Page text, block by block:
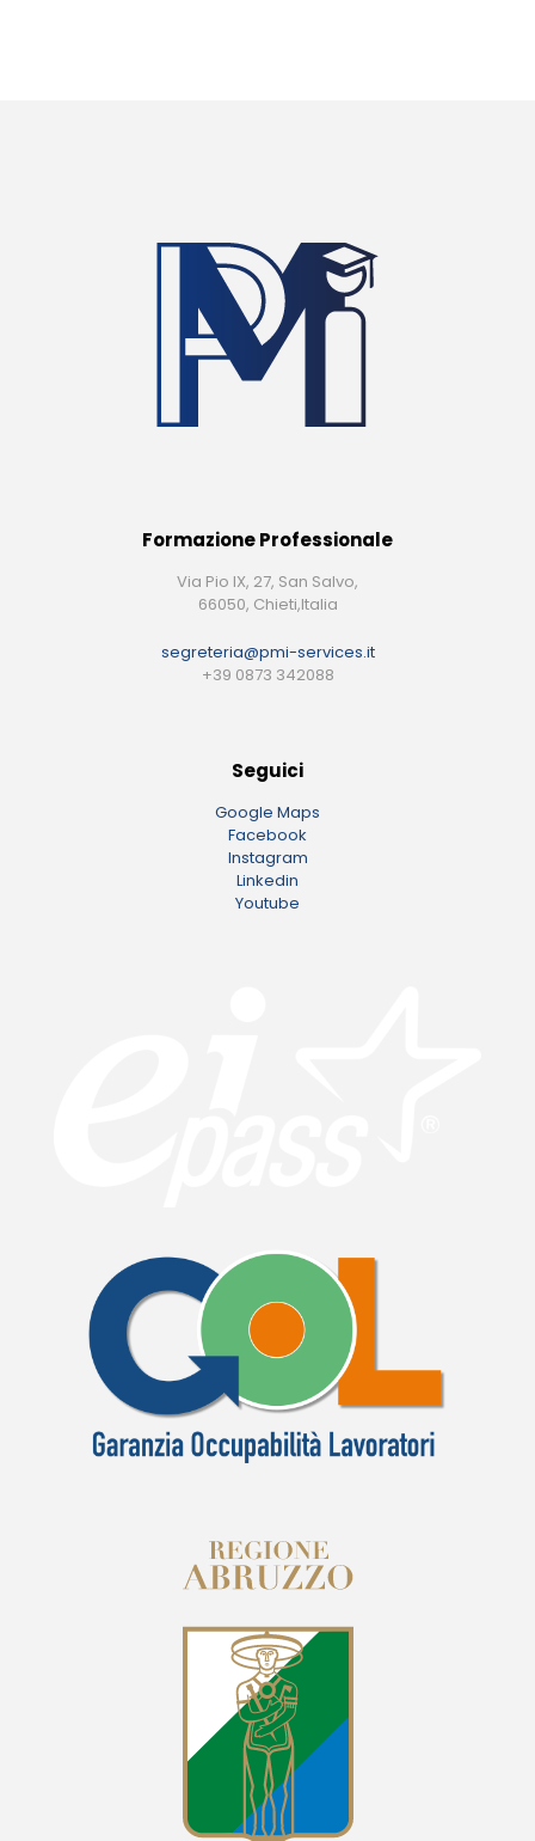
Formazione Professionale
Via Pio IX, 27, San Salvo,
66050, Chieti,Italia
segreteria@pmi-services.it
+39 0873 342088
Seguici
Google Maps
Facebook
Instagram
Linkedin
Youtube